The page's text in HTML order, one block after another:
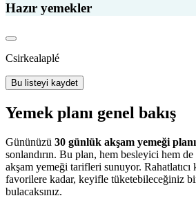
Hazır yemekler
Csirkealaplé
Bu listeyi kaydet
Yemek planı genel bakış
Gününüzü 30 günlük akşam yemeği planı
sonlandırın. Bu plan, hem besleyici hem
akşam yemeği tarifleri sunuyor.
favorilere kadar, keyifle tüketebileceğiniz
bulacaksınız.